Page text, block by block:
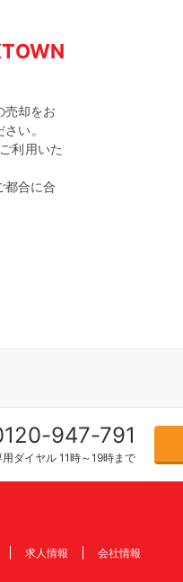
売却をお
い。
利用いた
都合に合
947-791
ダイヤル 11時～19時まで
求人情報 会社情報